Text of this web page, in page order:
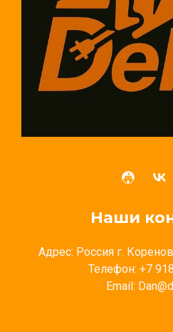
Наши
Адрес: Россия г.
Телефон: +7
Email: